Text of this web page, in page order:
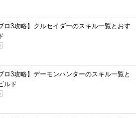
ロ3攻略】クルセイダーのスキル一覧とおす
ロ3攻略】デーモンハンターのスキル一覧と
ルド